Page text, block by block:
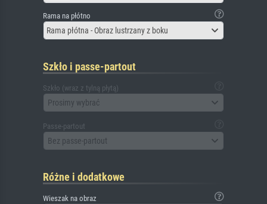
Rama na płótno
Rama płótna - Obraz lustrzany z boku
Szkło i passe-partout
Szkło (wraz z tylną płytą)
Prosimy wybrać
Passe-partout
Bez passe-partout
Różne i dodatkowe
Wieszak na obraz